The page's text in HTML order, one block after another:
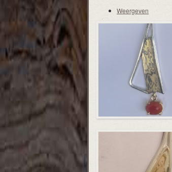
Primaire
Weergeven